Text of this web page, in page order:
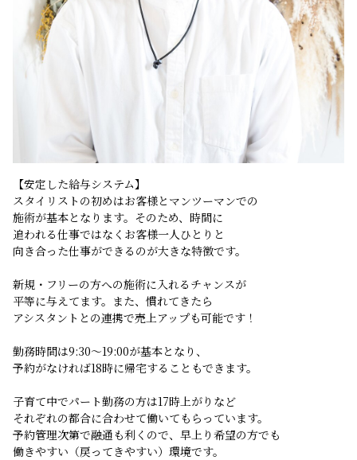
【安定した給与システム】
スタイリストの初めはお客様とマンツーマンでの
施術が基本となります。そのため、時間に
追われる仕事ではなくお客様一人ひとりと
向き合った仕事ができるのが大きな特徴です。
新規・フリーの方への施術に入れるチャンスが
平等に与えてます。また、慣れてきたら
アシスタントとの連携で売上アップも可能です！
勤務時間は9:30～19:00が基本となり、
予約がなければ18時に帰宅することもできます。
子育て中でパート勤務の方は17時上がりなど
それぞれの都合に合わせて働いてもらっています。
予約管理次第で融通も利くので、早上り希望の方でも
働きやすい（戻ってきやすい）環境です。